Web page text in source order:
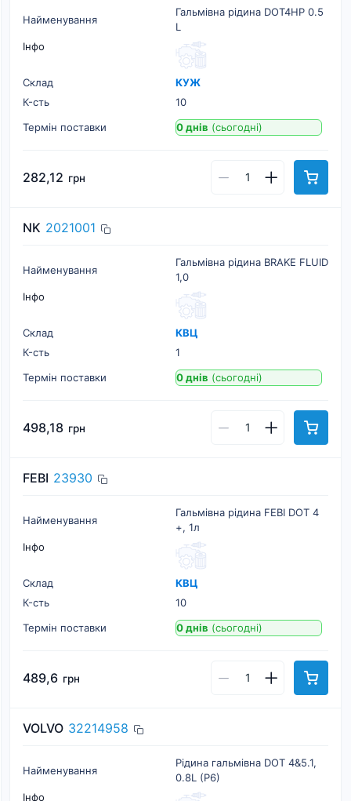
Найменування
Гальмівна рідина DOT4HP 0.5
L
Інфо
Склад
КУЖ
К-cть
10
Термін поставки
0 днів (сьогодні)
282,12 грн
NK 2021001
Найменування
Гальмівна рідина BRAKE FLUID
1,0
Інфо
Склад
КВЦ
К-cть
1
Термін поставки
0 днів (сьогодні)
498,18 грн
FEBI 23930
Найменування
Гальмівна рідина FEBI DOT 4
+, 1л
Інфо
Склад
КВЦ
К-cть
10
Термін поставки
0 днів (сьогодні)
489,6 грн
VOLVO 32214958
Найменування
Рідина гальмівна DOT 4&5.1,
0.8L (P6)
Інфо